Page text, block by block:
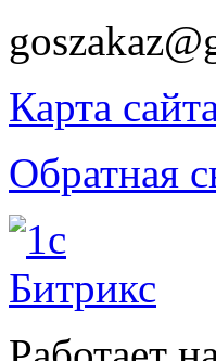
Карта
Обратная